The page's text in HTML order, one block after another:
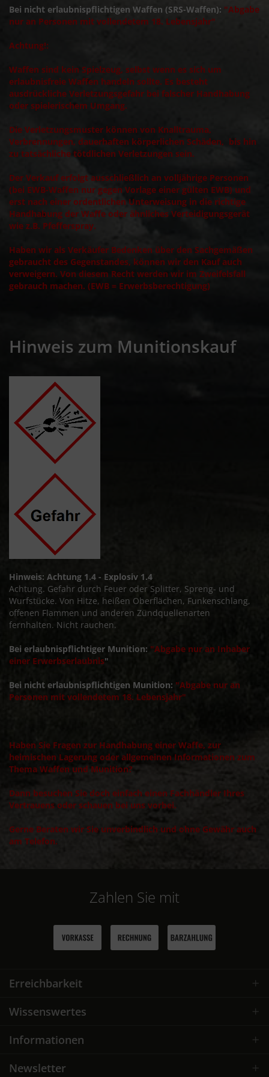
Bei nicht erlaubnispflichtigen Waffen (SRS-Waffen): "Abgabe
nur an Personen mit vollendetem 18. Lebensjahr"
Achtung!:
Waffen sind kein Spielzeug, selbst wenn es sich um
erlaubnisfreie Waffen handeln sollte. Es besteht
ausdrückliche Verletzungsgefahr bei falscher Handhabung
oder spielerischem Umgang.
Die Verletzungsmuster können von Knalltrauma,
Verbrennungen, dauerhaften körperlichen Schäden, bis hin
zu tatsächliche tötdlichen Verletzungen sein.
Der Verkauf erfolgt ausschließlich an volljährige Personen
(bei EWB-Waffen nur gegen Vorlage einer gülten EWB) und
erst nach einer ordentlichen Unterweisung in die richtige
Handhabung der Waffe oder ähnliches Verteidigungsgerät
wie z.B. Pfefferspray.
Haben wir als Verkäufer Bedenken über den Sachgemäßen
gebraucht des Gegenstandes, können wir den Kauf auch
verweigern. Von diesem Recht werden wir im Zweifelsfall
gebrauch machen. (EWB = Erwerbsberechtigung)
Hinweis zum Munitionskauf
Hinweis: Achtung 1.4 - Explosiv 1.4
Achtung. Gefahr durch Feuer oder Splitter, Spreng- und
Wurfstücke. Von Hitze, heißen Oberflächen, Funkenschlang,
offenen Flammen und anderen Zündquellenarten
fernhalten. Nicht rauchen.
Bei erlaubnispflichtiger Munition: "Abgabe nur an Inhaber
einer Erwerbserlaubnis"
Bei nicht erlaubnispflichtigen Munition: "Abgabe nur an
Personen mit vollendetem 18. Lebensjahr"
Haben Sie Fragen zur Handhabung einer Waffe, zur
heimischen Lagerung oder allgemeinen Informationen zum
Thema Waffen und Munition?
Dann besuchen Sie doch einfach einen Fachhändler Ihres
Vertrauens oder schauen bei uns vorbei.
Gerne Beraten wir Sie unverbindlich und ohne Gewähr auch
am Telefon.
Zahlen Sie mit
Erreichbarkeit
Wissenswertes
Informationen
Newsletter